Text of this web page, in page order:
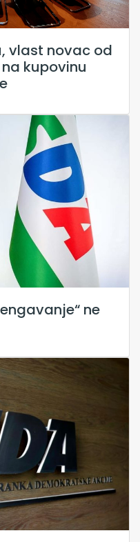
vlast novac od
kupovinu
ne